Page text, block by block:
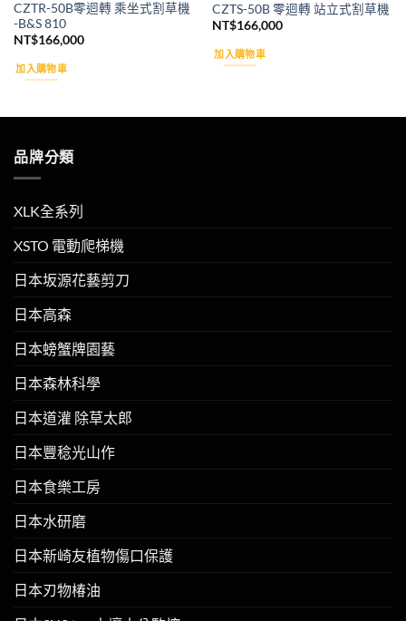
CZTR-50B零迴轉 乘坐式割草機
-B&S 810
NT$166,000
加入購物車
CZTS-50B 零迴轉 站立式割草機
NT$166,000
加入購物車
品牌分類
XLK全系列
XSTO 電動爬梯機
日本坂源花藝剪刀
日本高森
日本螃蟹牌園藝
日本森林科學
日本道灌 除草太郎
日本豐稔光山作
日本食樂工房
日本水研磨
日本新崎友植物傷口保護
日本刃物椿油